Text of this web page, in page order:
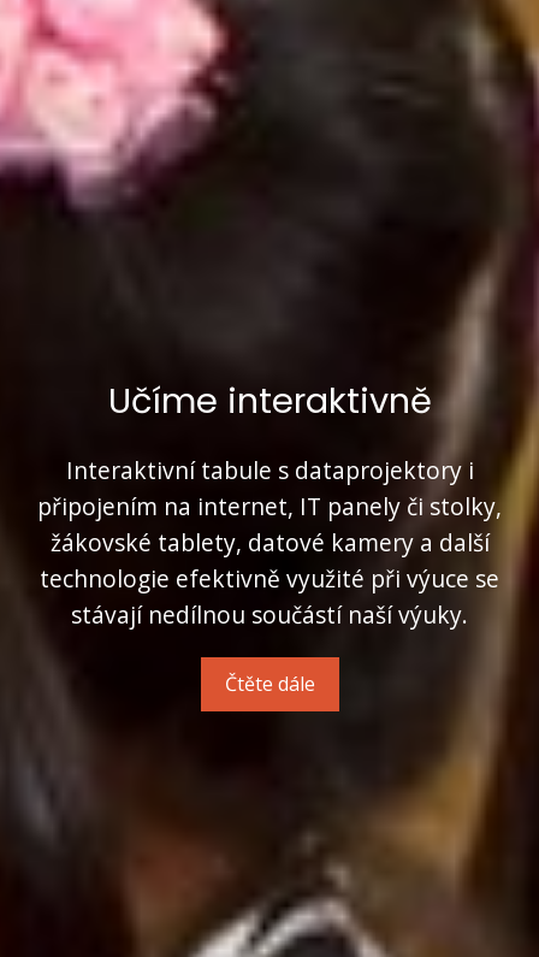
Učíme interaktivně
Interaktivní tabule s dataprojektory i
připojením na internet, IT panely či stolky,
žákovské tablety, datové kamery a další
technologie efektivně využité při výuce se
stávají nedílnou součástí naší výuky.
Čtěte dále